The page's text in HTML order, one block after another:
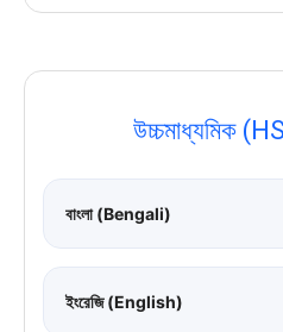
উচ্চমাধ্যমিক
বাংলা (Bengali)
ইংরেজি (English)